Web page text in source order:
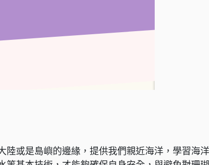
或是島嶼的邊緣，提供我們親近海洋，學習海